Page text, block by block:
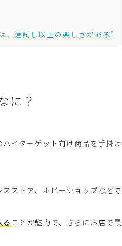
、運試し以上の楽しさがある”
に？
イターゲット向け商品を手掛
ストア、ホビーショップなどで
ことが魅力で、さらにお店で